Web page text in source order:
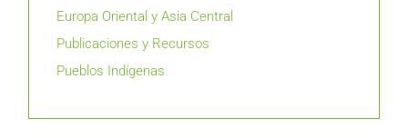
Europa Oriental y Asia Central
Publicaciones y Recursos
Pueblos Indígenas